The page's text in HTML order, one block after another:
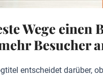
Wege
Besucher
entscheidet darüber,